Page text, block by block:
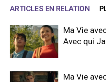
ARTICLES EN RELATION
Ma Vie
Avec qui
Ma Vie